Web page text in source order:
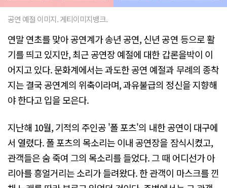
공연 예절 이미지. 게티이미지뱅크.
연말 연초를 맞아 공연계가 송년 공연, 신년 공연 등으로 활
기를 띄고 있지만, 최근 공연장 예절에 대한 갑론을박이 이
어지고 있다. 문화계에서는 과도한 공연 예절과 무례의 종착
지는 결국 공연계의 위축이라며, 과유불급의 정신을 지향해
야 한다고 입을 모은다.
지난해 10월, 기적의 주인공 '폴 포츠'의 내한 공연이 대구에
서 열렸다. 폴 포츠의 목소리는 이내 공연장을 잠식시켰고,
관객들은 숨 죽여 그의 목소리를 들었다. 그 때 어디선가 아
리아를 흥얼거리는 소리가 들려왔다. 한 관객이 마스크를 낀